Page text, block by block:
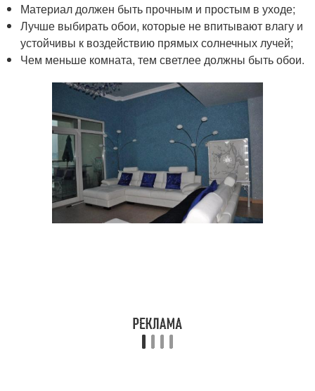
Материал должен быть прочным и простым в уходе;
Лучше выбирать обои, которые не впитывают влагу и
устойчивы к воздействию прямых солнечных лучей;
Чем меньше комната, тем светлее должны быть обои.